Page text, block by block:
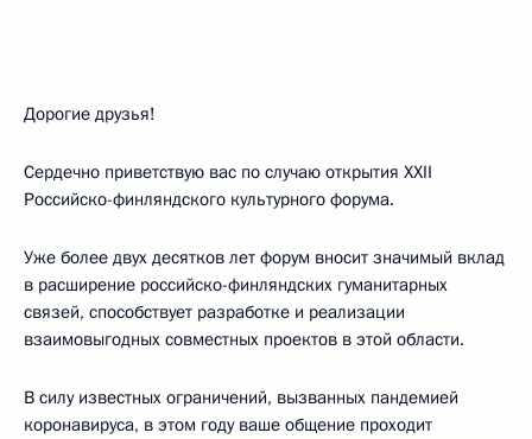
Дорогие друзья!
Сердечно приветствую вас по случаю открытия XXII
Российско-финляндского культурного форума.
Уже более двух десятков лет форум вносит значимый вклад
в расширение российско-финляндских гуманитарных
связей, способствует разработке и реализации
взаимовыгодных совместных проектов в этой области.
В силу известных ограничений, вызванных пандемией
коронавируса, в этом году ваше общение проходит